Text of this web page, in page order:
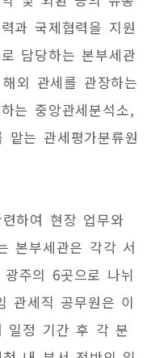
과 국제협력을 지원
담당하는 본부세관
외 관세를 관장하는
는 중앙관세분석소,
맡는 관세평가분류원
하여 현장 업무와
본부세관은 각각 서
주의 6곳으로 나뉘
관세직 공무원은 이
일정 기간 후 각 분